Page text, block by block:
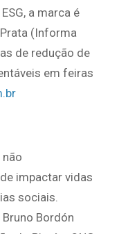
a marca é
(Informa
de redução de
em feiras
impactar vidas
sociais.
Bordón